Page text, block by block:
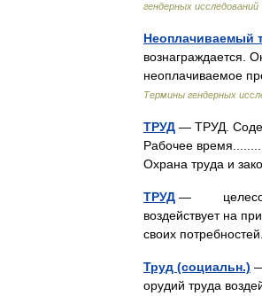
гендерных исследований
Неоплачиваемый
вознаграждается.
неоплачиваемое
Термины гендерных
ТРУД — ТРУД.
Рабочее
Охрана труда и
ТРУД —
воздействует на
своих
Труд (социальн.)
орудий труда